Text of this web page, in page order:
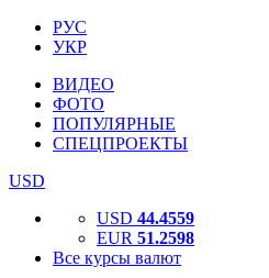
РУС
УКР
ВИДЕО
ФОТО
ПОПУЛЯРНЫЕ
СПЕЦПРОЕКТЫ
USD
USD 44.4559
EUR 51.2598
Все курсы валют